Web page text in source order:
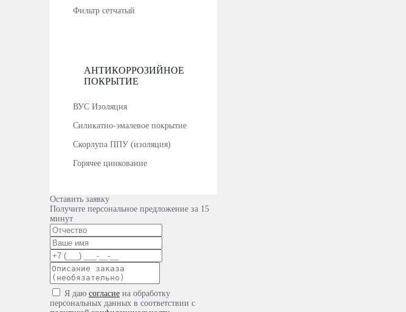
Фильтр сетчатый
АНТИКОРРОЗИЙНОЕ
ПОКРЫТИЕ
ВУС Изоляция
Силикатно-эмалевое покрытие
Скорлупа ППУ (изоляция)
Горячее цинкование
Оставить заявку
Получите персональное предложение за 15
минут
Я даю согласие на обработку
персональных данных в соответствии с